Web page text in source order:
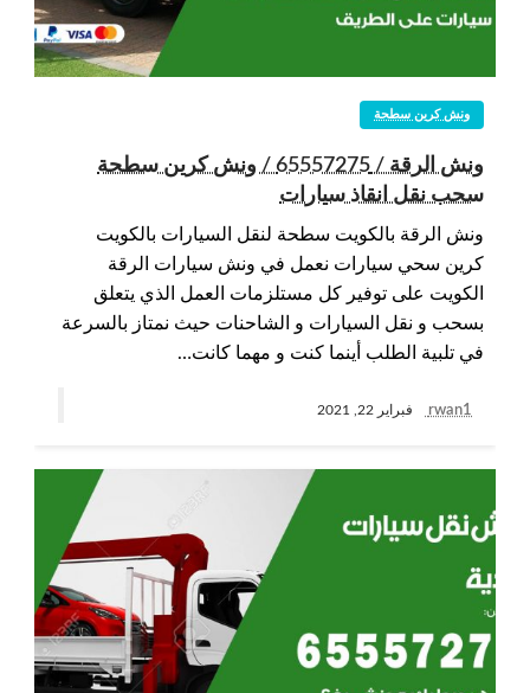
ونش كرين سطحة
ونش الرقة / 65557275 / ونش كرين سطحة
سحب نقل انقاذ سيارات
ونش الرقة بالكويت سطحة لنقل السيارات بالكويت
كرين سحي سيارات نعمل في ونش سيارات الرقة
الكويت على توفير كل مستلزمات العمل الذي يتعلق
بسحب و نقل السيارات و الشاحنات حيث نمتاز بالسرعة
في تلبية الطلب أينما كنت و مهما كانت…
rwan1 فبراير 22, 2021